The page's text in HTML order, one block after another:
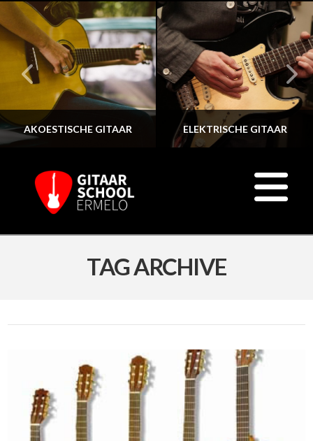
AKOESTISCHE GITAAR ELEKTRISCHE GITAAR
TAG ARCHIVE